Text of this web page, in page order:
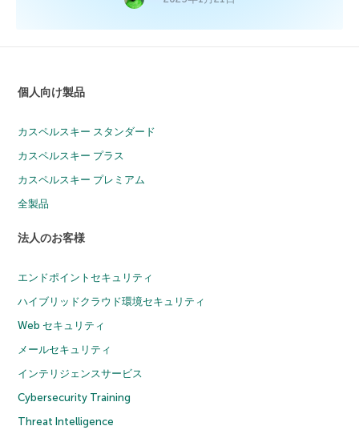
個人向け製品
カスペルスキー スタンダード
カスペルスキー プラス
カスペルスキー プレミアム
全製品
法人のお客様
エンドポイントセキュリティ
ハイブリッドクラウド環境セキュリティ
Web セキュリティ
メールセキュリティ
インテリジェンスサービス
Cybersecurity Training
Threat Intelligence